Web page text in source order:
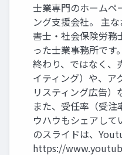
士業専門のホームペ
ング支援会社。 主
書士・社会保険労務
った士業事務所です
終わり、ではなく、
イティング）や、ア
リスティング広告）
また、受任率（受注
ウハウもシェアし
のスライドは、
https://